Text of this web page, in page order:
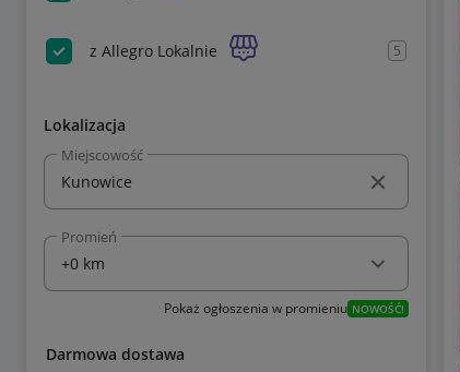
z Allegro Lokalnie 5
Lokalizacja
Miejscowość
Promień
Pokaż ogłoszenia w promieniu NOWOŚĆ!
Darmowa dostawa